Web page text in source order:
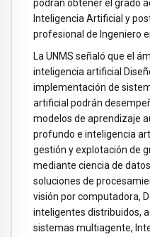
podrán obtener el grado
Inteligencia Artificial y
profesional de Ingeniero
La UNMS señaló que el
inteligencia artificial
implementación de
artificial podrán
modelos de aprendizaje
profundo e inteligencia
gestión y explotación de
mediante ciencia de
soluciones de
visión por computadora,
inteligentes distribuidos,
sistemas multiagente,